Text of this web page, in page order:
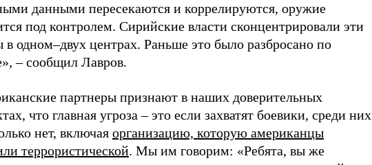
данными пересекаются и коррелируются, оружие
под контролем. Сирийские власти сконцентрировали эти
в одном–двух центрах. Раньше это было разбросано по
– сообщил Лавров.
партнеры признают в наших доверительных
что главная угроза – это если захватят боевики, среди них
нет, включая организацию, которую американцы
террористической. Мы им говорим: «Ребята, вы же